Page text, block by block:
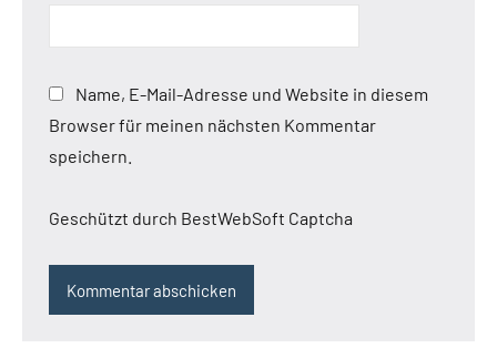
Name, E-Mail-Adresse und Website in diesem
Browser für meinen nächsten Kommentar
speichern.
Geschützt durch BestWebSoft Captcha